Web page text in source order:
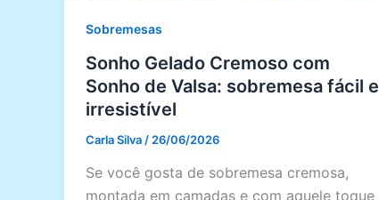
Sobremesas
Sonho Gelado Cremoso com
Sonho de Valsa: sobremesa fácil e
irresistível
Carla Silva / 26/06/2026
Se você gosta de sobremesa cremosa,
montada em camadas e com aquele toque